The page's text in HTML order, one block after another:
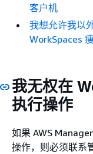
客户机
我想允许我以
WorkSpaces
我无权在
执行操作
如果 AWS
操作，则必须联系